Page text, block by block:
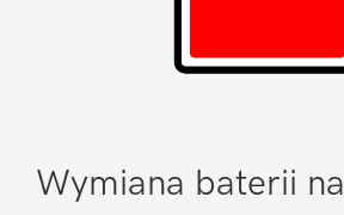
Wymiana baterii na